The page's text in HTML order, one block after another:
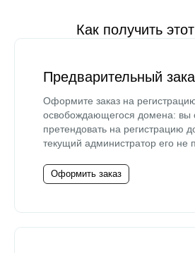
Как получить
Предварительный
Оформите заказ на
освобождающегося домена: вы
претендовать на регистрацию
текущий администратор его не
Оформить заказ